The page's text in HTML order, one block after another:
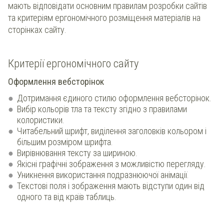
мають відповідати основним правилам розробки сайтів
та критеріям ергономічного розміщення матеріалів на
сторінках сайту.
Критерії ергономічного сайту
Оформлення вебсторінок
Дотримання єдиного стилю оформлення вебсторінок.
Вибір кольорів тла та тексту згідно з правилами
колористики.
Читабельний шрифт, виділення заголовків кольором і
більшим розміром шрифта.
Вирівнювання тексту за шириною.
Якісні графічні зображення з можливістю перегляду.
Уникнення використання подразнюючої анімації.
Текстові поля і зображення мають відступи один від
одного та від країв таблиць.